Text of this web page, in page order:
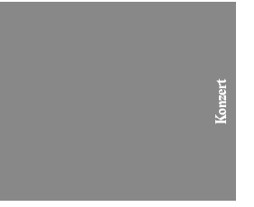
Konzert